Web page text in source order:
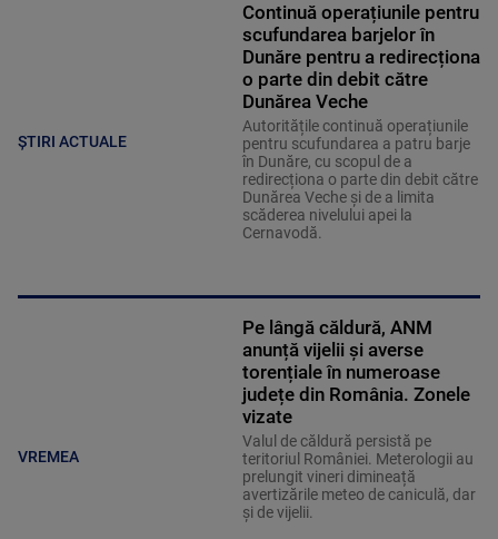
ȘTIRI ACTUALE
Continuă operațiunile pentru
scufundarea barjelor în
Dunăre pentru a redirecționa
o parte din debit către
Dunărea Veche
Autoritățile continuă operațiunile
pentru scufundarea a patru barje
în Dunăre, cu scopul de a
redirecționa o parte din debit către
Dunărea Veche și de a limita
scăderea nivelului apei la
Cernavodă.
VREMEA
Pe lângă căldură, ANM
anunță vijelii și averse
torențiale în numeroase
județe din România. Zonele
vizate
Valul de căldură persistă pe
teritoriul României. Meterologii au
prelungit vineri dimineață
avertizările meteo de caniculă, dar
și de vijelii.